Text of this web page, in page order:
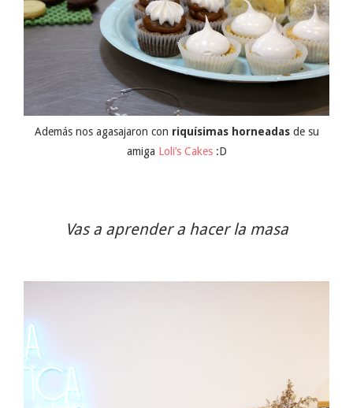
Además nos agasajaron con riquísimas horneadasde su
amiga Loli’s Cakes:D
Vas a aprender a hacer la masa